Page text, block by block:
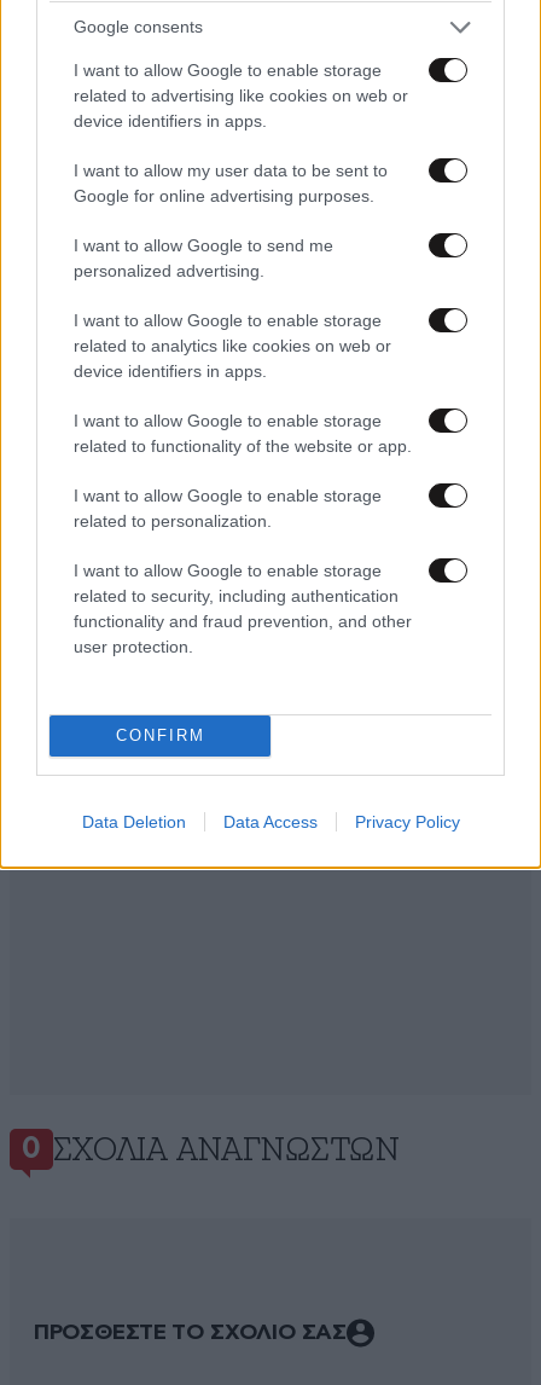
Google consents
I want to allow Google to enable storage
related to advertising like cookies on web or
device identifiers in apps.
I want to allow my user data to be sent to
Google for online advertising purposes.
I want to allow Google to send me
personalized advertising.
I want to allow Google to enable storage
related to analytics like cookies on web or
device identifiers in apps.
I want to allow Google to enable storage
related to functionality of the website or app.
I want to allow Google to enable storage
related to personalization.
I want to allow Google to enable storage
related to security, including authentication
functionality and fraud prevention, and other
user protection.
CONFIRM
Data Deletion Data Access Privacy Policy
Συναγερμός για τον ιό του Δυτικού Νείλου: 23
νέα κρούσματα σε μία εβδομάδα και 6 νεκροί
Τα 6 καλύτερα φρούτα για την υγεία του
εντέρου – Πραγματικά «super foods» που
αξίζουν να μπουν στη διατροφή σας
0 ΣΧΌΛΙΑ ΑΝΑΓΝΩΣΤΏΝ
ΠΡΟΣΘΕΣΤΕ ΤΟ ΣΧΟΛΙΟ ΣΑΣ